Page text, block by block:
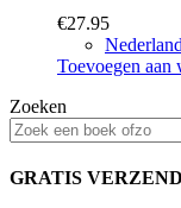
€27.95
Toevoegen aan
Zoeken
GRATIS